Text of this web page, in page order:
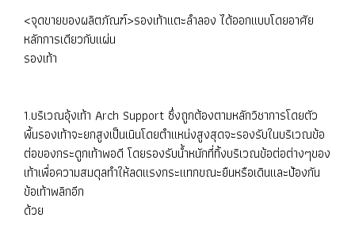
<จุดขายของผลิตภัณฑ์>รองเท้าแตะลำลอง ได้ออกแบบโดยอาศัย
หลักการเดียวกับแผ่น
รองเท้า
1.บริเวณอุ้งเท้า Arch Support ซึ่งถูกต้องตามหลักวิชาการโดยตัว
พื้นรองเท้าจะยกสูงเป็นเนินโดยตำแหน่งสูงสุดจะรองรับในบริเวณข้อ
ต่อของกระดูกเท้าพอดี โดยรองรับน้ำหนักที่ทิ้งบริเวณข้อต่อต่างๆของ
เท้าเพื่อความสมดุลทำให้ลดแรงกระแทกขณะยืนหรือเดินและป้องกัน
ข้อเท้าพลิกอีก
ด้วย